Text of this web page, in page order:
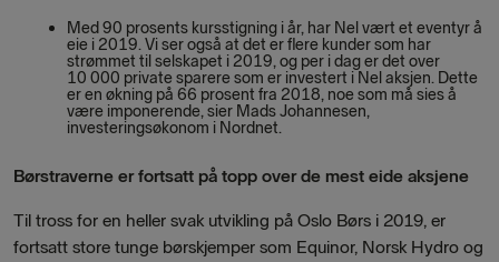
Med 90 prosents kursstigning i år, har Nel vært et eventyr å
eie i 2019. Vi ser også at det er flere kunder som har
strømmet til selskapet i 2019, og per i dag er det over
10 000 private sparere som er investert i Nel aksjen. Dette
er en økning på 66 prosent fra 2018, noe som må sies å
være imponerende, sier Mads Johannesen,
investeringsøkonom i Nordnet.
Børstraverne er fortsatt på topp over de mest eide aksjene
Til tross for en heller svak utvikling på Oslo Børs i 2019, er
fortsatt store tunge børskjemper som Equinor, Norsk Hydro og